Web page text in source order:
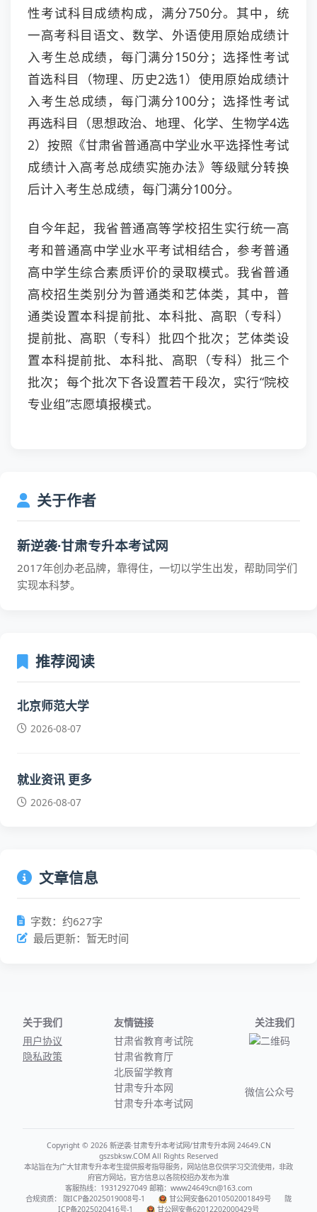
性考试科目成绩构成，满分750分。其中，统
一高考科目语文、数学、外语使用原始成绩计
入考生总成绩，每门满分150分；选择性考试
首选科目（物理、历史2选1）使用原始成绩计
入考生总成绩，每门满分100分；选择性考试
再选科目（思想政治、地理、化学、生物学4选
2）按照《甘肃省普通高中学业水平选择性考试
成绩计入高考总成绩实施办法》等级赋分转换
后计入考生总成绩，每门满分100分。
自今年起，我省普通高等学校招生实行统一高
考和普通高中学业水平考试相结合，参考普通
高中学生综合素质评价的录取模式。我省普通
高校招生类别分为普通类和艺体类，其中，普
通类设置本科提前批、本科批、高职（专科）
提前批、高职（专科）批四个批次；艺体类设
置本科提前批、本科批、高职（专科）批三个
批次；每个批次下各设置若干段次，实行“院校
专业组”志愿填报模式。
关于作者
新逆袭·甘肃专升本考试网
2017年创办老品牌，靠得住，一切以学生出发，帮助同学们
实现本科梦。
推荐阅读
北京师范大学
2026-08-07
就业资讯 更多
2026-08-07
文章信息
字数：约627字
最后更新：暂无时间
关于我们
用户协议
隐私政策
友情链接
甘肃省教育考试院
甘肃省教育厅
北辰留学教育
甘肃专升本网
甘肃专升本考试网
关注我们
微信公众号
Copyright © 2026 新逆袭·甘肃专升本考试网/甘肃专升本网 24649.CN
gszsbksw.COM All Rights Reserved
本站旨在为广大甘肃专升本考生提供报考指导服务，网站信息仅供学习交流使用，非政
府官方网站，官方信息以各院校招办发布为准
客服热线：19312927049 邮箱：www24649cn@163.com
合规资质：
陇ICP备2025019008号-1 甘公网安备62010502001849号
陇
ICP备2025020416号-1
甘公网安备62012202000429号